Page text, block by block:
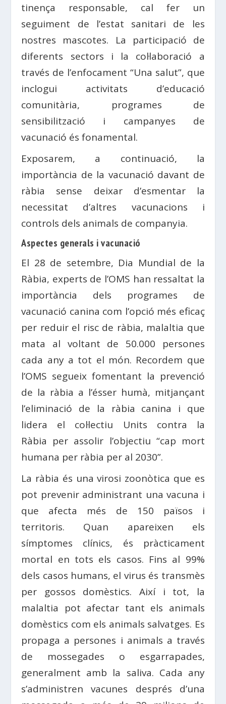
tinença responsable, cal fer un
seguiment de l’estat sanitari de les
nostres mascotes. La participació de
diferents sectors i la col·laboració a
través de l’enfocament “Una salut”, que
inclogui activitats d’educació
comunitària, programes de
sensibilització i campanyes de
vacunació és fonamental.
Exposarem, a continuació, la
importància de la vacunació davant de
ràbia sense deixar d’esmentar la
necessitat d’altres vacunacions i
controls dels animals de companyia.
Aspectes generals i vacunació
El 28 de setembre, Dia Mundial de la
Ràbia, experts de l’OMS han ressaltat la
importància dels programes de
vacunació canina com l’opció més eficaç
per reduir el risc de ràbia, malaltia que
mata al voltant de 50.000 persones
cada any a tot el món. Recordem que
l’OMS segueix fomentant la prevenció
de la ràbia a l’ésser humà, mitjançant
l’eliminació de la ràbia canina i que
lidera el col·lectiu Units contra la
Ràbia per assolir l’objectiu “cap mort
humana per ràbia per al 2030”.
La ràbia és una virosi zoonòtica que es
pot prevenir administrant una vacuna i
que afecta més de 150 països i
territoris. Quan apareixen els
símptomes clínics, és pràcticament
mortal en tots els casos. Fins al 99%
dels casos humans, el virus és transmès
per gossos domèstics. Així i tot, la
malaltia pot afectar tant els animals
domèstics com els animals salvatges. Es
propaga a persones i animals a través
de mossegades o esgarrapades,
generalment amb la saliva. Cada any
s’administren vacunes després d’una